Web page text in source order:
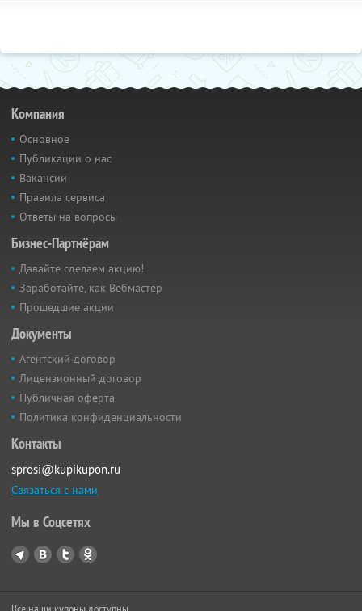
Компания
Основное
Публикации о нас
Вакансии
Правила сервиса
Ответы на вопросы
Бизнес-Партнёрам
Давайте сделаем акцию!
Заработайте, как Вебмастер
Прошедшие акции
Документы
Агентский договор
Лицензионный договор
Публичная оферта
Политика конфиденциальности
Контакты
sprosi@kupikupon.ru
Связаться с нами
Мы в Соцсетях